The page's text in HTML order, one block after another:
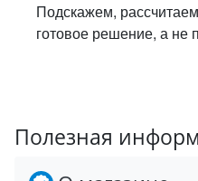
Подскажем,
готовое решение, а не
Полезная